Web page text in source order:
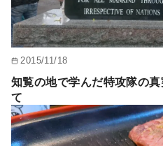
2015/11/18
知覧の地で学んだ特攻隊の
て